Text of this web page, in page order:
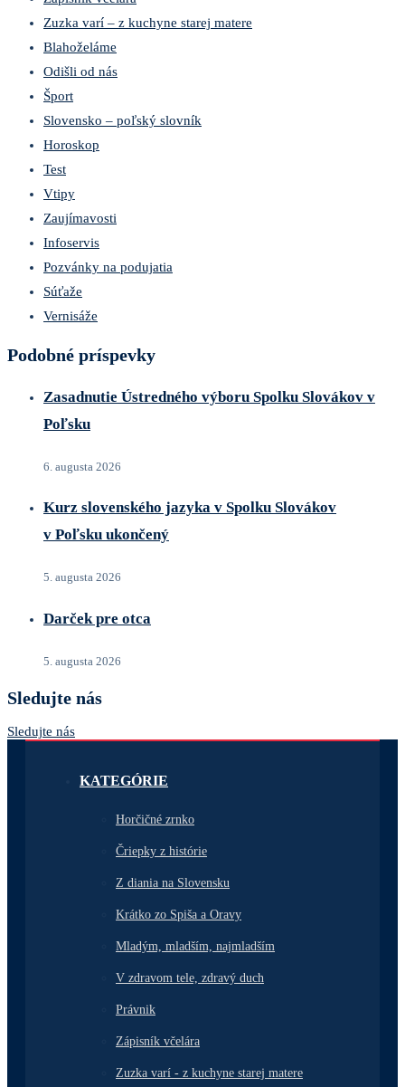
Zuzka varí – z kuchyne starej matere
Blahoželáme
Odišli od nás
Šport
Slovensko – poľský slovník
Horoskop
Test
Vtipy
Zaujímavosti
Infoservis
Pozvánky na podujatia
Súťaže
Vernisáže
Podobné príspevky
Zasadnutie Ústredného výboru Spolku Slovákov v
Poľsku
6. augusta 2026
Kurz slovenského jazyka v Spolku Slovákov
v Poľsku ukončený
5. augusta 2026
Darček pre otca
5. augusta 2026
Sledujte nás
Sledujte nás
KATEGÓRIE
Horčičné zrnko
Čriepky z histórie
Z diania na Slovensku
Krátko zo Spiša a Oravy
Mladým, mladším, najmladším
V zdravom tele, zdravý duch
Právnik
Zápisník včelára
Zuzka varí - z kuchyne starej matere